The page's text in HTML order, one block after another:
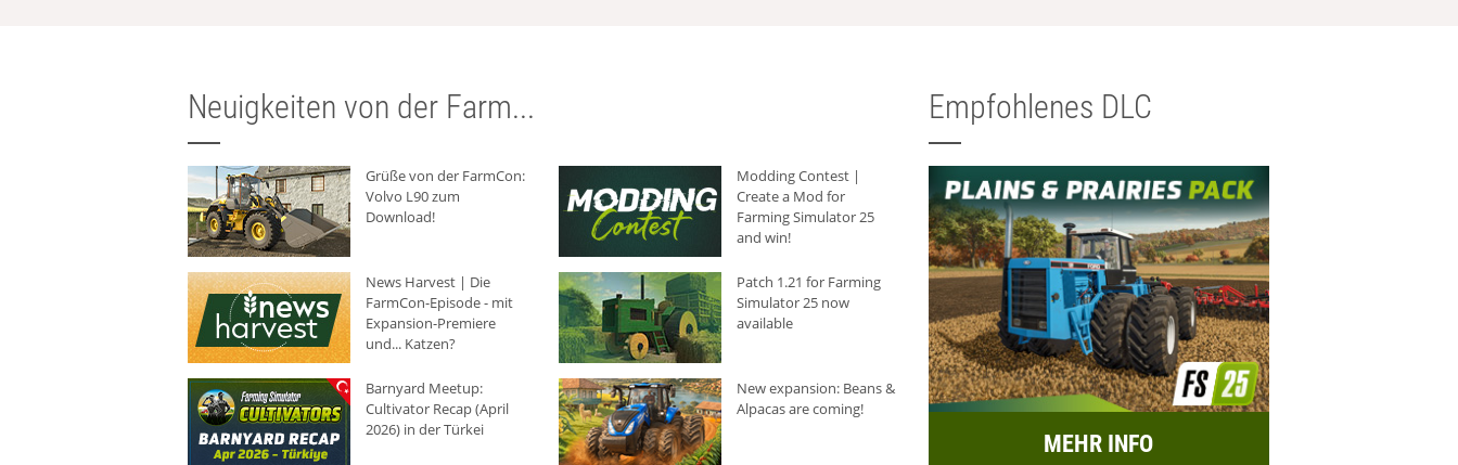
Neuigkeiten von der Farm...
Grüße von der FarmCon:
Volvo L90 zum
Download!
Modding Contest |
Create a Mod for
Farming Simulator 25
and win!
News Harvest | Die
FarmCon-Episode - mit
Expansion-Premiere
und... Katzen?
Patch 1.21 for Farming
Simulator 25 now
available
Barnyard Meetup:
Cultivator Recap (April
2026) in der Türkei
New expansion: Beans &
Alpacas are coming!
Empfohlenes DLC
MEHR INFO